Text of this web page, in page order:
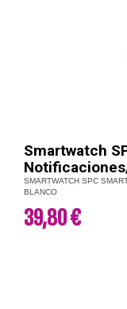
Smartwatch
SMARTWATCH SPC
BLANCO
39,80 €